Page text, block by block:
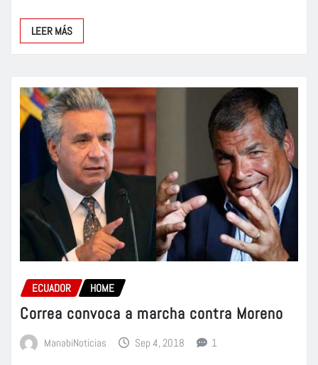
LEER MÁS
ECUADOR HOME
Correa convoca a marcha contra Moreno
ManabiNoticias Sep 4, 2018 1